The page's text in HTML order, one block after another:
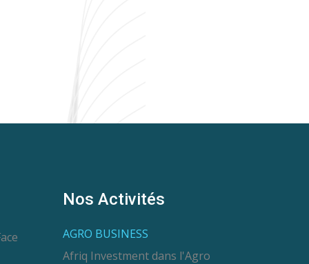
Nos Activités
AGRO BUSINESS
Afriq Investment dans l'Agro